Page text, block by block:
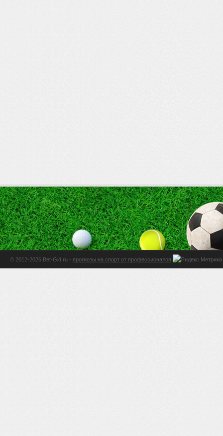
© 2012-2026 Bet-Gid.ru - прогнозы на спорт от профессионалов